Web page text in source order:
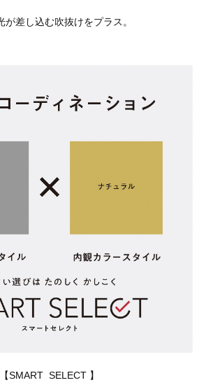
が差し込む吹抜けをプラス。
【SMART SELECT 】